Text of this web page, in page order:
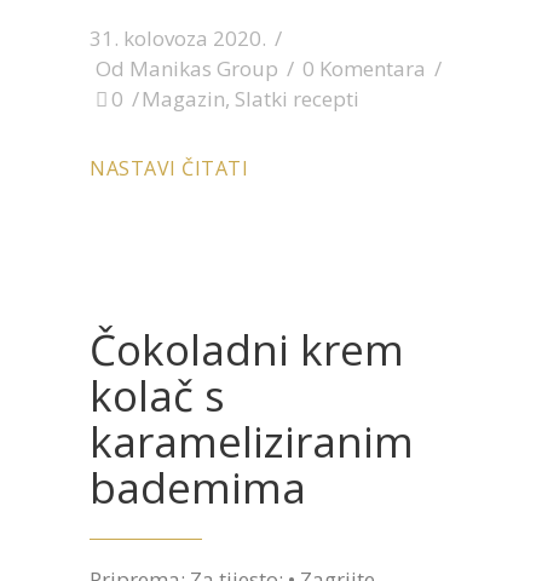
31. kolovoza 2020.
Od Manikas Group
0 Komentara
0
Magazin, Slatki recepti
NASTAVI ČITATI
Čokoladni krem
kolač s
karameliziranim
bademima